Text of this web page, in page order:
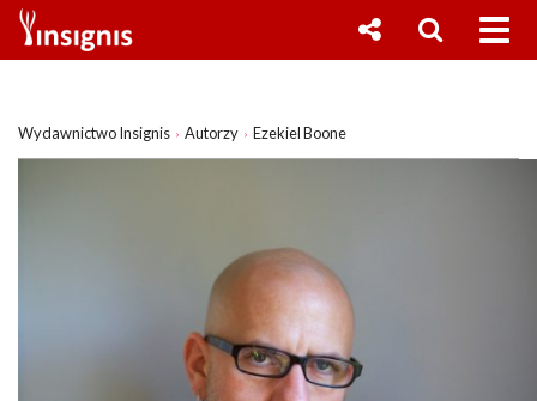
Wydawnictwo Insignis Autorzy Ezekiel Boone